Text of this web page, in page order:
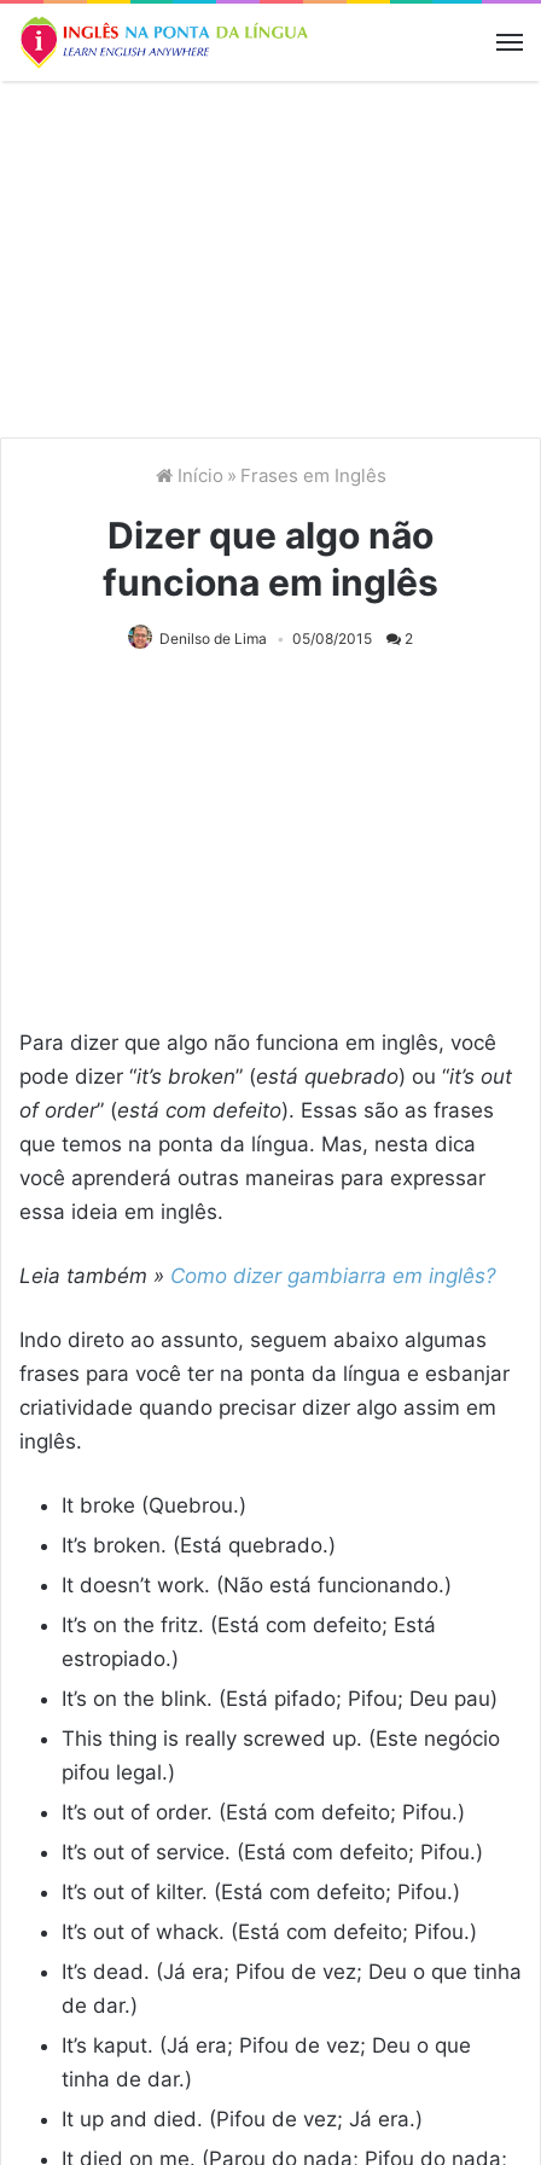
Início » Frases em Inglês
Dizer que algo não
funciona em inglês
Denilso de Lima 05/08/2015 2
Para dizer que algo não funciona em inglês, você
pode dizer “it’s broken” (está quebrado) ou “it’s out
of order” (está com defeito). Essas são as frases
que temos na ponta da língua. Mas, nesta dica
você aprenderá outras maneiras para expressar
essa ideia em inglês.
Leia também » Como dizer gambiarra em inglês?
Indo direto ao assunto, seguem abaixo algumas
frases para você ter na ponta da língua e esbanjar
criatividade quando precisar dizer algo assim em
inglês.
It broke (Quebrou.)
It’s broken. (Está quebrado.)
It doesn’t work. (Não está funcionando.)
It’s on the fritz. (Está com defeito; Está
estropiado.)
It’s on the blink. (Está pifado; Pifou; Deu pau)
This thing is really screwed up. (Este negócio
pifou legal.)
It’s out of order. (Está com defeito; Pifou.)
It’s out of service. (Está com defeito; Pifou.)
It’s out of kilter. (Está com defeito; Pifou.)
It’s out of whack. (Está com defeito; Pifou.)
It’s dead. (Já era; Pifou de vez; Deu o que tinha
de dar.)
It’s kaput. (Já era; Pifou de vez; Deu o que
tinha de dar.)
It up and died. (Pifou de vez; Já era.)
It died on me. (Parou do nada; Pifou do nada;